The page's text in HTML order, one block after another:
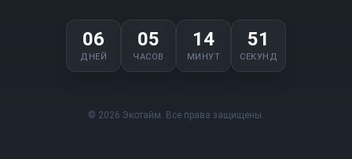
06
ДНЕЙ
05
ЧАСОВ
14
МИНУТ
51
СЕКУНД
© 2026 Экотайм. Все права защищены.